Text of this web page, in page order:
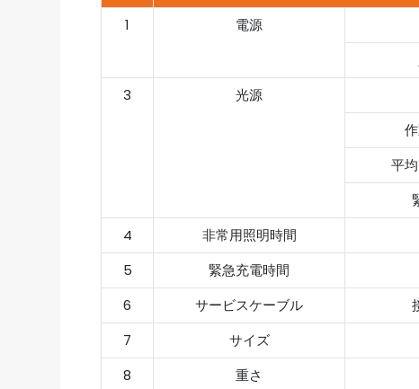
1
電源
3
光源
平
4
非常用照明時間
5
緊急充電時間
6
サービスケーブル
7
サイズ
8
重さ